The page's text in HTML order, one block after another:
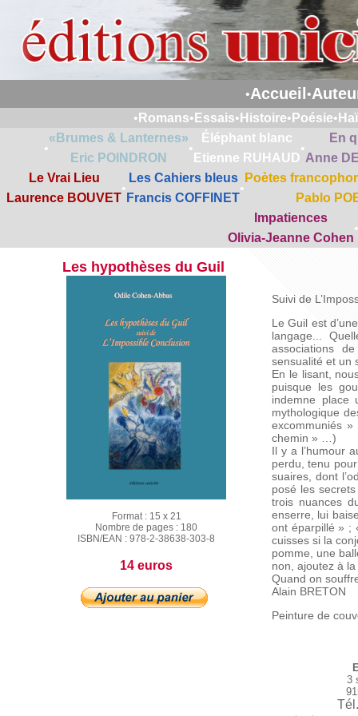
•Accueil •
• Romans• Essais• Histoire• Poésie•
•
«Brumes & Lanternes»
Eric POINDRON
•
Éléphant blanc
Etienne RUHAUD
•
En
Anne
Le Vrai Lieu
Laurence BOUVET
•
Les Cahiers bleus
Francis COFFINET
•
Poètes
Pablo
Impatiences
Olivia-Jeanne Cohen
•
Les hypothèses du Guil
Format : 15 x 21
Nombre de pages : 180
ISBN/EAN : 978-2-38638-303-8
14 euros
Suivi de
Le Guil est
langage...
associations
sensualité et un
En le lisant,
puisque les
indemne
mythologique
excommuniés
chemin » …)
Il y a l’humour
perdu, tenu
suaires, dont
posé les
trois nuances
enserre, lui
ont éparpillé » ;
cuisses si la
pomme, une
non, ajoutez à
Quand on
Alain BRETON
Peinture de
3